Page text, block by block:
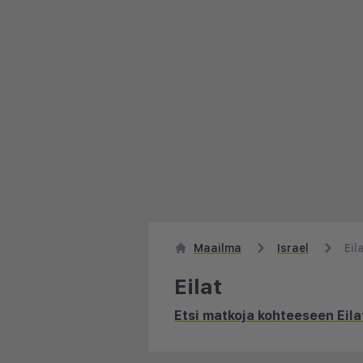
Maailma Israel
Eilat
Etsi matkoja kohteeseen